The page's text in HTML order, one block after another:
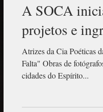
A SOCA
projetos e
Atrizes da Cia Poéticas
Falta" Obras de
cidades do Espírito...